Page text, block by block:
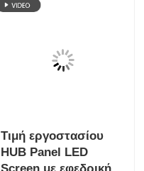
Τιμή εργοστασίου
HUB Panel LED